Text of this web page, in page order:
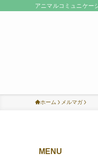
アニマルコミュニケー
ホーム メルマガ
MENU